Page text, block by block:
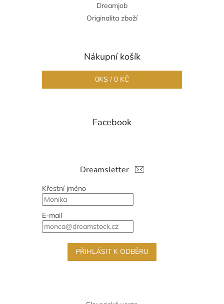
Dreamjob
Originalita zboží
Nákupní košík
0KS / 0 KČ
Facebook
Dreamsletter
Křestní jméno
E-mail
PŘIHLÁSIT K ODBĚRU